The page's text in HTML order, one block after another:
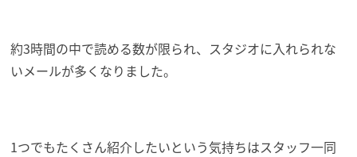
約3時間の中で読める数が限られ、スタジオに入れられな
いメールが多くなりました。
1つでもたくさん紹介したいという気持ちはスタッフ一同